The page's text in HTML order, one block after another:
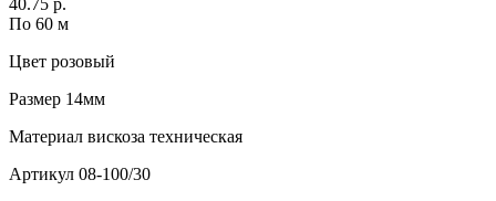
40.75 р.
По 60 м
Цвет розовый
Размер 14мм
Материал вискоза техническая
Артикул 08-100/30